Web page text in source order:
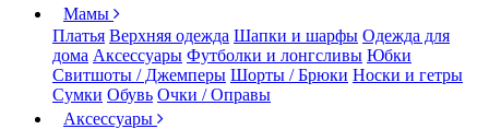
Мамы
Платья Верхняя одежда Шапки и шарфы Одежда для
дома Аксессуары Футболки и лонгсливы Юбки
Свитшоты / Джемперы Шорты / Брюки Носки и гетры
Сумки Обувь Очки / Оправы
Аксессуары